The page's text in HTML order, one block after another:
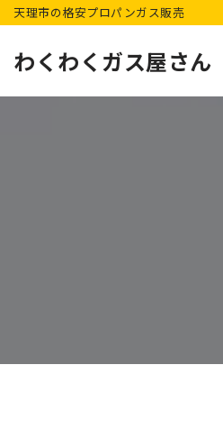
コ
ン
テ
天理市の格安プロパンガス販売
わくわくガス屋さん